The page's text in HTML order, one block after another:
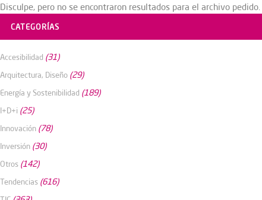
Disculpe, pero no se encontraron resultados para el archivo pedido.
CATEGORÍAS
Accesibilidad (31)
Arquitectura, Diseño (29)
Energía y Sostenibilidad (189)
I+D+i (25)
Innovación (78)
Inversión (30)
Otros (142)
Tendencias (616)